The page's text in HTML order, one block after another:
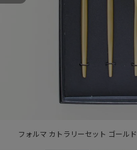
フォルマ カトラリーセット ゴールド